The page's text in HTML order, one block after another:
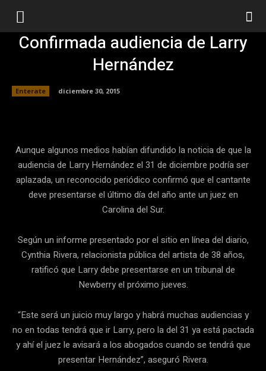
Confirmada audiencia de Larry
Hernández
Enterate
diciembre 30, 2015
Aunque algunos medios habían difundido la noticia de que la
audiencia de Larry Hernández el 31 de diciembre podría ser
aplazada, un reconocido periódico confirmó que el cantante
deve presentarse el último día del año ante un juez en
Carolina del Sur.
Según un informe presentado por el sitio en línea del diario,
Cynthia Rivera, relacionista pública del artista de 38 años,
ratificó que Larry debe presentarse en un tribunal de
Newberry el próximo jueves.
“Este será un juicio muy largo y habrá muchas audiencias y
no en todas tendrá que ir Larry, pero la del 31 ya está pactada
y ahí el juez le avisará a los abogados cuando se tendrá que
presentar Hernández”, aseguró Rivera.